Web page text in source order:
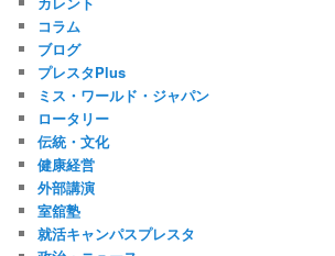
コラム
ブログ
プレスタPlus
ミス・ワールド・ジャパン
ロータリー
伝統・文化
健康経営
外部講演
室舘塾
就活キャンパスプレスタ